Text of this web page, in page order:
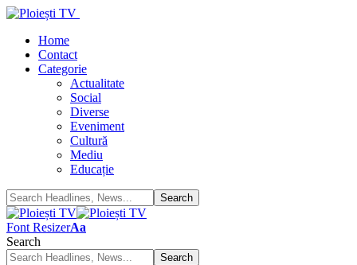
Home
Contact
Categorie
Actualitate
Social
Diverse
Eveniment
Cultură
Mediu
Educație
Font ResizerAa
Search